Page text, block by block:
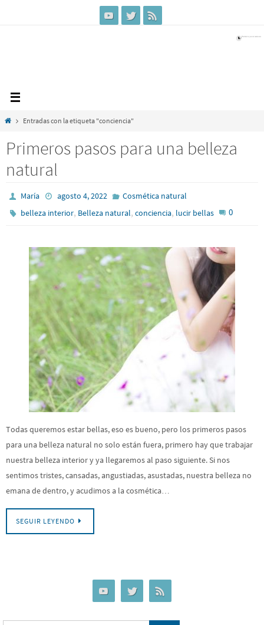
InicioEntradas con la etiqueta "conciencia"
Primeros pasos para una belleza
natural
María agosto 4, 2022
Cosmética natural
belleza interior, Belleza natural,conciencia, lucir bellas 0
Todas queremos estar bellas, eso es bueno, pero los primeros pasos
para una belleza natural no solo están fuera, primero hay que trabajar
nuestra belleza interior y ya llegaremos al paso siguiente. Si nos
sentimos tristes, cansadas, angustiadas, asustadas, nuestra belleza no
emana de dentro, y acudimos a la cosmética…
SEGUIR LEYENDO